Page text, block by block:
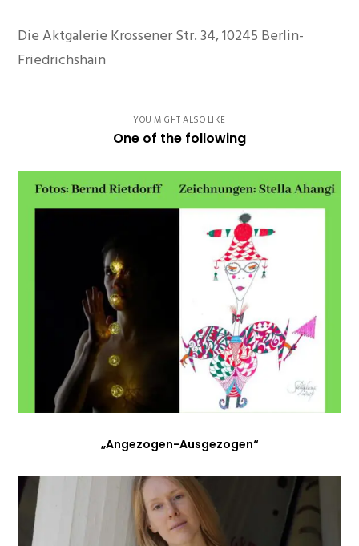
Die Aktgalerie Krossener Str. 34, 10245 Berlin-
Friedrichshain
YOU MIGHT ALSO LIKE
One of the following
„Angezogen-Ausgezogen“